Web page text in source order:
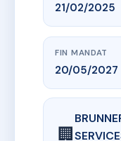
21/02/2025
FIN MANDAT
20/05/2027
🏢